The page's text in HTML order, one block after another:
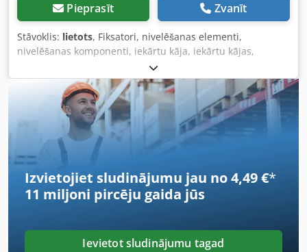
Pieprasīt Zvanīt
Stāvoklis: lietots, Fiksatori, nivelēšanas elementi,
nivelēšanas komponenti, iekārtu kāja, iekārtu kājas,
nivelēšanas apavi, iekārtas pamats, nivelēšanas apavs,
ķīļveida apavs, iekārtas balsts, nivelēšanas kāja. -
Pārvietošana: pašreizējā stāvoklī, kā apskatīts -Stāvoklis: kā
redzams attēlos (augšējā plāksne trūkst) Dkodpfsd N D
Dhjx Aptsr -Paredzēts: darbgaldos un iekārtām -Iekšējais
balsts: 25 mm -Cena: par gabalu -Daudzums: 14 gab. -
Izmēri: 200/120/H63 mm -Svars: 4,8 kg
Izvietojiet sludinājumu jau no 4,49 €*
11 miljoni pircēju gaida jūs
Ievietot sludinājumu tagad